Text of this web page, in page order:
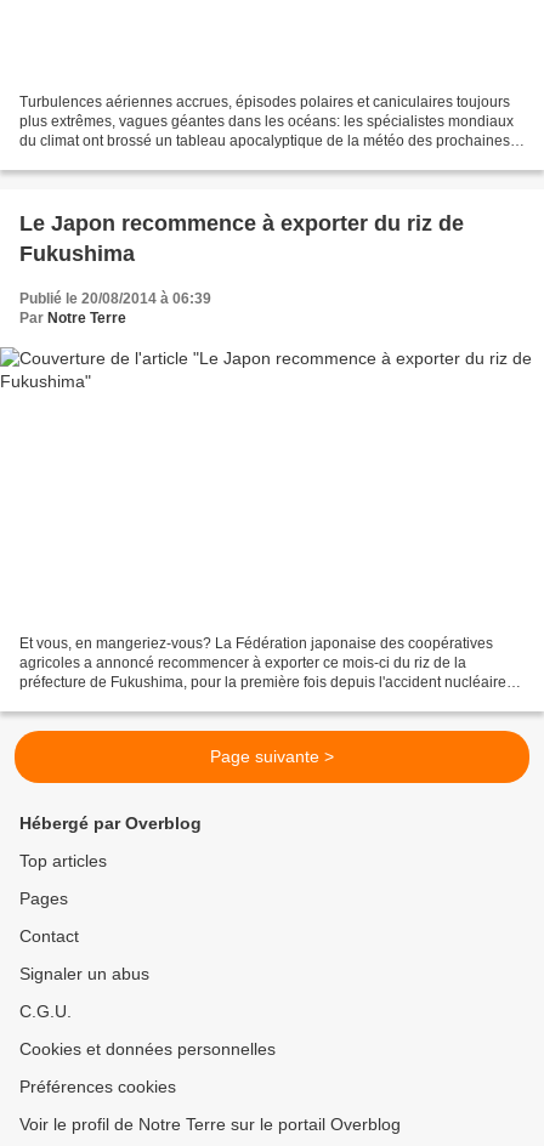
Turbulences aériennes accrues, épisodes polaires et caniculaires toujours
plus extrêmes, vagues géantes dans les océans: les spécialistes mondiaux
du climat ont brossé un tableau apocalyptique de la météo des prochaines
Le Japon recommence à exporter du riz de
Fukushima
Publié le 20/08/2014 à 06:39
Par Notre Terre
Et vous, en mangeriez-vous? La Fédération japonaise des coopératives
agricoles a annoncé recommencer à exporter ce mois-ci du riz de la
préfecture de Fukushima, pour la première fois depuis l'accident nucléaire
Page suivante >
Hébergé par Overblog
Top articles
Pages
Contact
Signaler un abus
C.G.U.
Cookies et données personnelles
Préférences cookies
Voir le profil de Notre Terre sur le portail Overblog